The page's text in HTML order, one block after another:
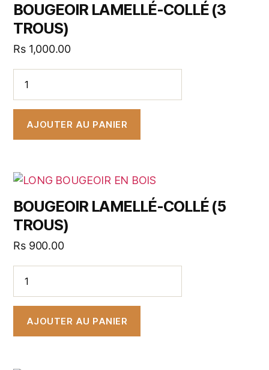
BOUGEOIR LAMELLÉ-COLLÉ (3
TROUS)
Rs 1,000.00
AJOUTER AU PANIER
BOUGEOIR LAMELLÉ-COLLÉ (5
TROUS)
Rs 900.00
AJOUTER AU PANIER